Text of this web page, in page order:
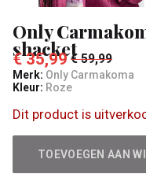
Only
shacket
€ 35,99 € 59,99
Merk: Only Carmakoma
Kleur: Roze
Dit product is
TOEVOEGEN AAN